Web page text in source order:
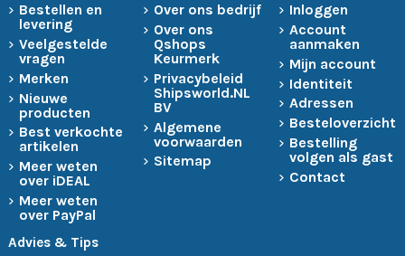
Bestellen en
levering
Veelgestelde
vragen
Merken
Nieuwe
producten
Best verkochte
artikelen
Meer weten
over iDEAL
Meer weten
over PayPal
Over ons bedrijf
Over ons
Qshops
Keurmerk
Privacybeleid
Shipsworld.NL
BV
Algemene
voorwaarden
Sitemap
Inloggen
Account
aanmaken
Mijn account
Identiteit
Adressen
Besteloverzicht
Bestelling
volgen als gast
Contact
Advies & Tips